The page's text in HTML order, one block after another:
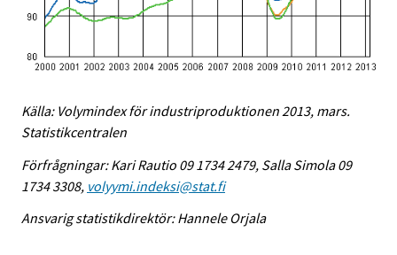
Källa: Volymindex för industriproduktionen 2013, mars.
Statistikcentralen
Förfrågningar: Kari Rautio 09 1734 2479, Salla Simola 09
1734 3308, volyymi.indeksi@stat.fi
Ansvarig statistikdirektör: Hannele Orjala